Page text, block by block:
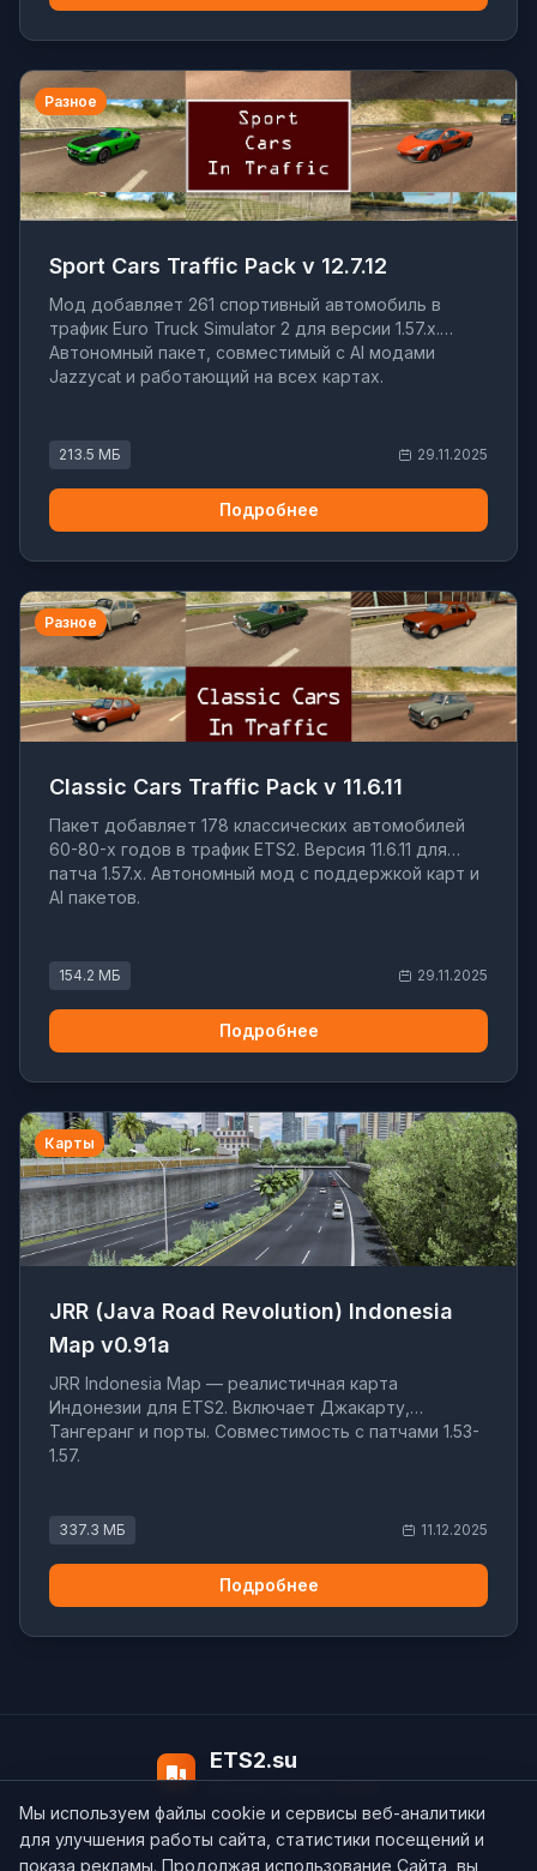
Разное
Sport Cars Traffic Pack v 12.7.12
Мод добавляет 261 спортивный автомобиль в
трафик Euro Truck Simulator 2 для версии 1.57.x.
Автономный пакет, совместимый с AI модами
Jazzycat и работающий на всех картах.
213.5 МБ 29.11.2025
Подробнее
Разное
Classic Cars Traffic Pack v 11.6.11
Пакет добавляет 178 классических автомобилей
60-80-х годов в трафик ETS2. Версия 11.6.11 для
патча 1.57.x. Автономный мод с поддержкой карт и
AI пакетов.
154.2 МБ 29.11.2025
Подробнее
Карты
JRR (Java Road Revolution) Indonesia
Map v0.91a
JRR Indonesia Map — реалистичная карта
Индонезии для ETS2. Включает Джакарту,
Тангеранг и порты. Совместимость с патчами 1.53-
1.57.
337.3 МБ 11.12.2025
Подробнее
ETS2.su
О нас Контакты support@ets2.su
Мы используем файлы cookie и сервисы веб-аналитики
для улучшения работы сайта, статистики посещений и
показа рекламы. Продолжая использование Сайта, вы